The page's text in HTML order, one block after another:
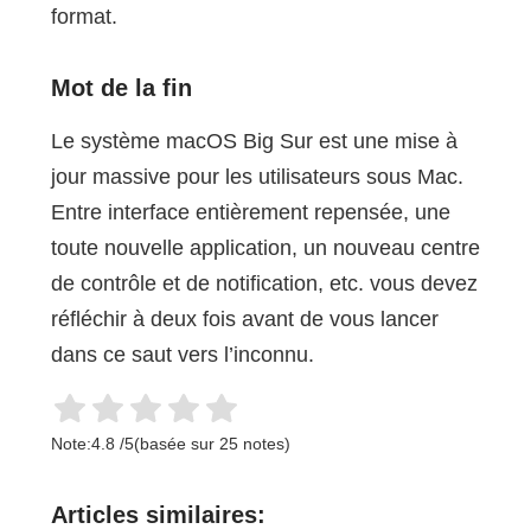
format.
Mot de la fin
Le système macOS Big Sur est une mise à
jour massive pour les utilisateurs sous Mac.
Entre interface entièrement repensée, une
toute nouvelle application, un nouveau centre
de contrôle et de notification, etc. vous devez
réfléchir à deux fois avant de vous lancer
dans ce saut vers l’inconnu.
Note:4.8 /5(basée sur 25notes)
Articles similaires: